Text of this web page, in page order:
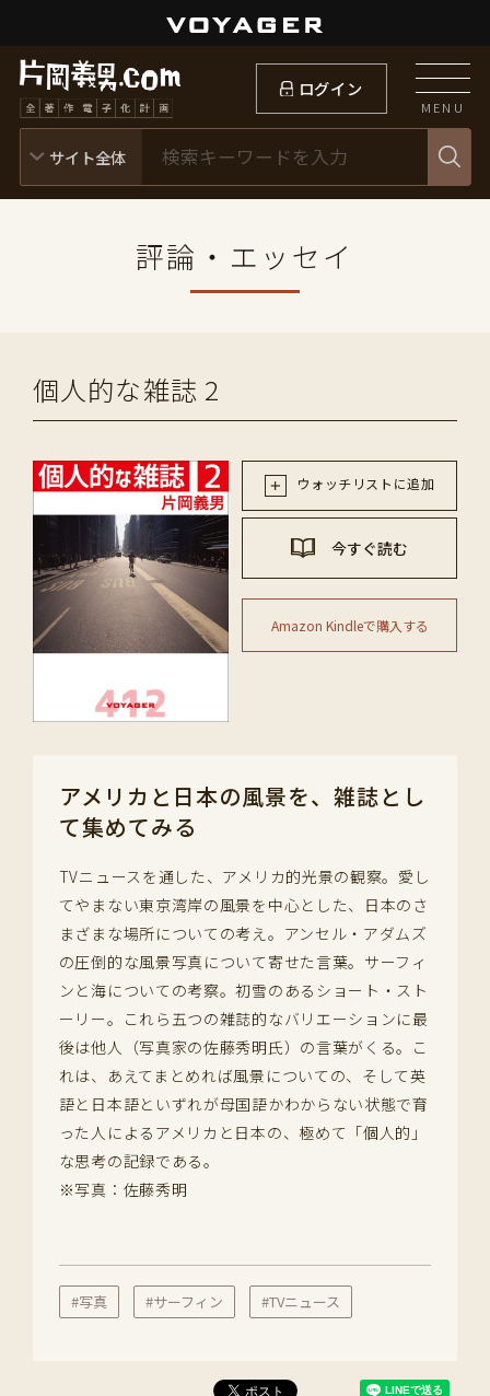
ログイン
MENU
評論・エッセイ
個人的な雑誌 2
ウォッチリストに追加
今すぐ読む
Amazon Kindleで購入する
アメリカと日本の風景を、雑誌とし
て集めてみる
TVニュースを通した、アメリカ的光景の観察。愛し
てやまない東京湾岸の風景を中心とした、日本のさ
まざまな場所についての考え。アンセル・アダムズ
の圧倒的な風景写真について寄せた言葉。サーフィ
ンと海についての考察。初雪のあるショート・スト
ーリー。これら五つの雑誌的なバリエーションに最
後は他人（写真家の佐藤秀明氏）の言葉がくる。こ
れは、あえてまとめれば風景についての、そして英
語と日本語といずれが母国語かわからない状態で育
った人によるアメリカと日本の、極めて「個人的」
な思考の記録である。
※写真：佐藤秀明
#写真 #サーフィン #TVニュース